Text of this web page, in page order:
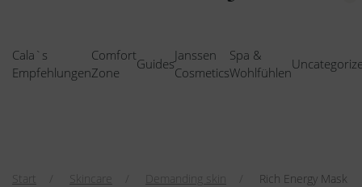
Cala`s
Empfehlungen
Comfort
Zone
Guides
Janssen
Cosmetics
Spa &
Wohlfühlen
Start Skincare Demanding skin
Rich Energy Mask